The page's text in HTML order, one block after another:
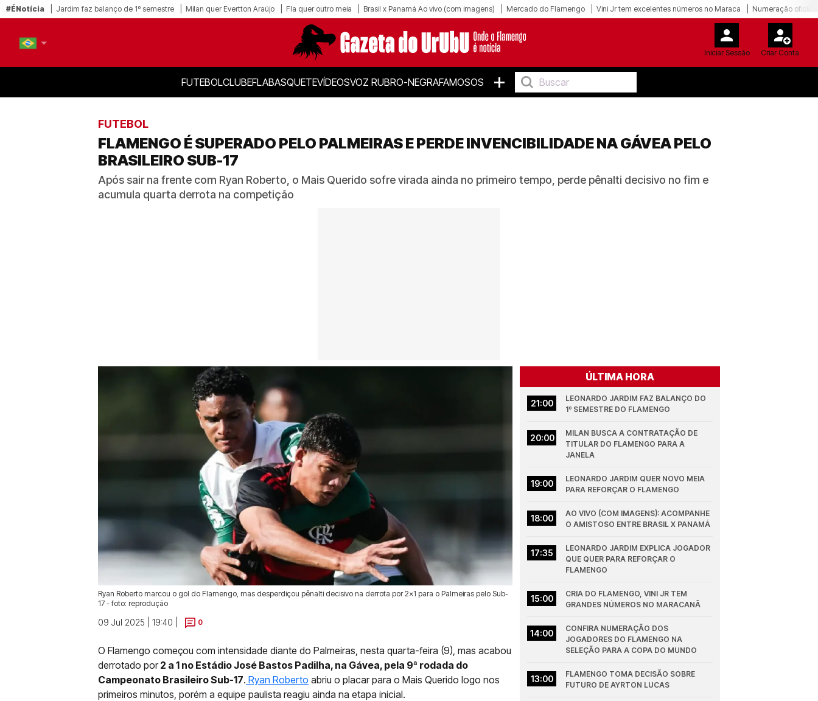
#ÉNotícia Jardim faz balanço de 1º semestre Milan quer Evertton Araújo Fla quer outro meia Brasil x Panamá Ao vivo (com imagens) Mercado do Flamengo Vini Jr tem excelentes números no Maraca Numeração oficial
Iniciar Sessão Criar Conta
FUTEBOLCLUBEFLABASQUETEVÍDEOSVOZ RUBRO-NEGRAFAMOSOS +
FUTEBOL
FLAMENGO É SUPERADO PELO PALMEIRAS E PERDE INVENCIBILIDADE NA GÁVEA PELO
BRASILEIRO SUB-17
Após sair na frente com Ryan Roberto, o Mais Querido sofre virada ainda no primeiro tempo, perde pênalti decisivo no fim e
acumula quarta derrota na competição
Ryan Roberto marcou o gol do Flamengo, mas desperdiçou pênalti decisivo na derrota por 2x1 para o Palmeiras pelo Sub-
17 - foto: reprodução
09 Jul 2025 | 19:40 | 0
O Flamengo começou com intensidade diante do Palmeiras, nesta quarta-feira (9), mas acabou
derrotado por2 a 1 no Estádio José Bastos Padilha, na Gávea, pela 9ª rodada do
Campeonato Brasileiro Sub-17. Ryan Roberto abriu o placar para o Mais Querido logo nos
primeiros minutos, porém a equipe paulista reagiu ainda na etapa inicial.
ÚLTIMA HORA
21:00
LEONARDO JARDIM FAZ BALANÇO DO
1º SEMESTRE DO FLAMENGO
20:00
MILAN BUSCA A CONTRATAÇÃO DE
TITULAR DO FLAMENGO PARA A
JANELA
19:00
LEONARDO JARDIM QUER NOVO MEIA
PARA REFORÇAR O FLAMENGO
18:00
AO VIVO (COM IMAGENS): ACOMPANHE
O AMISTOSO ENTRE BRASIL X PANAMÁ
17:35
LEONARDO JARDIM EXPLICA JOGADOR
QUE QUER PARA REFORÇAR O
FLAMENGO
15:00
CRIA DO FLAMENGO, VINI JR TEM
GRANDES NÚMEROS NO MARACANÃ
14:00
CONFIRA NUMERAÇÃO DOS
JOGADORES DO FLAMENGO NA
SELEÇÃO PARA A COPA DO MUNDO
13:00
FLAMENGO TOMA DECISÃO SOBRE
FUTURO DE AYRTON LUCAS